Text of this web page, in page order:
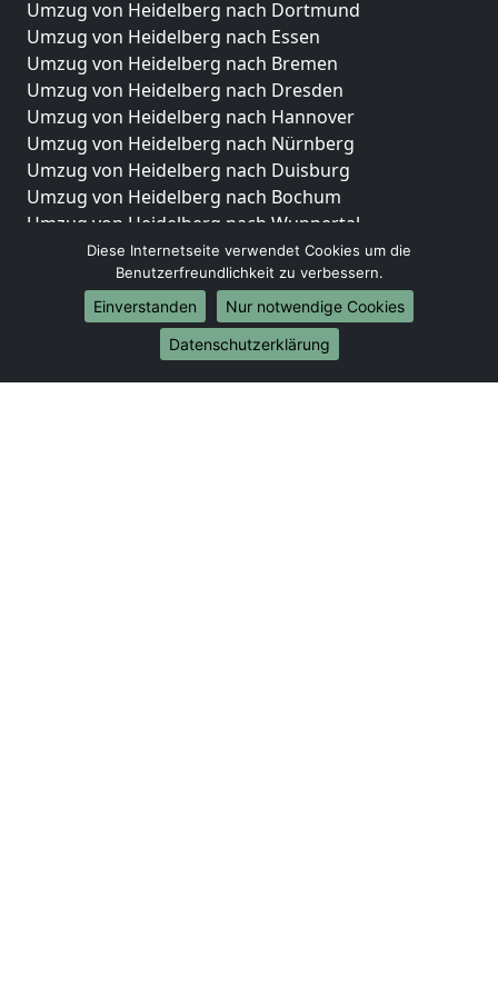
Umzug von Heidelberg nach Dortmund
Umzug von Heidelberg nach Essen
Umzug von Heidelberg nach Bremen
Umzug von Heidelberg nach Dresden
Umzug von Heidelberg nach Hannover
Umzug von Heidelberg nach Nürnberg
Umzug von Heidelberg nach Duisburg
Umzug von Heidelberg nach Bochum
Umzug von Heidelberg nach Wuppertal
Umzug von Heidelberg nach Bielefeld
Umzug von Heidelberg nach Bonn
Umzug von Heidelberg nach Münster
Internationale-Umzüge
Umzug von Heidelberg nach Brasilien
Diese Internetseite verwendet Cookies um die
Benutzerfreundlichkeit zu verbessern.
Einverstanden
Nur notwendige Cookies
Datenschutzerklärung